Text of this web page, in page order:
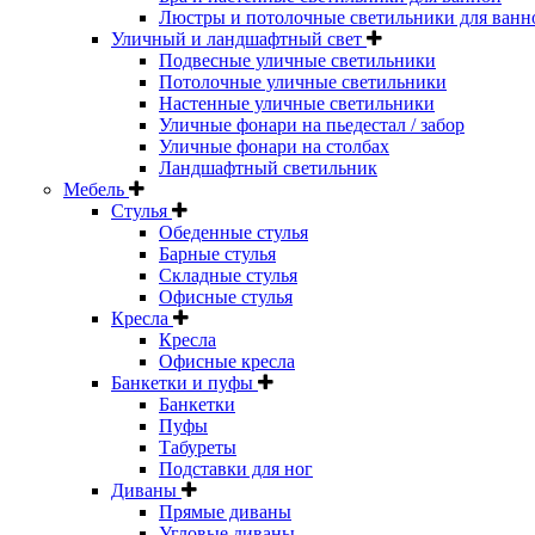
Люстры и потолочные светильники для
Уличный и ландшафтный свет
Подвесные уличные светильники
Потолочные уличные светильники
Настенные уличные светильники
Уличные фонари на пьедестал / забор
Уличные фонари на столбах
Ландшафтный светильник
Мебель
Стулья
Обеденные стулья
Барные стулья
Складные стулья
Офисные стулья
Кресла
Кресла
Офисные кресла
Банкетки и пуфы
Банкетки
Пуфы
Табуреты
Подставки для ног
Диваны
Прямые диваны